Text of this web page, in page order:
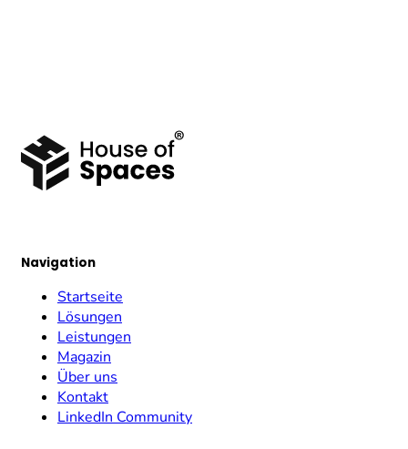
Navigation
Startseite
Lösungen
Leistungen
Magazin
Über uns
Kontakt
LinkedIn Community